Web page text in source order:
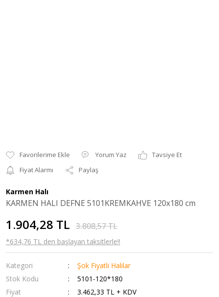
Yorum Yaz
Tavsiye Et
Fiyat Alarmı
Paylaş
Karmen Halı
KARMEN HALI DEFNE 5101KREMKAHVE 120x180 cm
1.904,28 TL 3.808,57 TL
*634,76 TL den başlayan taksitlerle!!
Kategori
Şok Fiyatlı Halılar
Stok Kodu
5101-120*180
Fiyat
3.462,33 TL + KDV